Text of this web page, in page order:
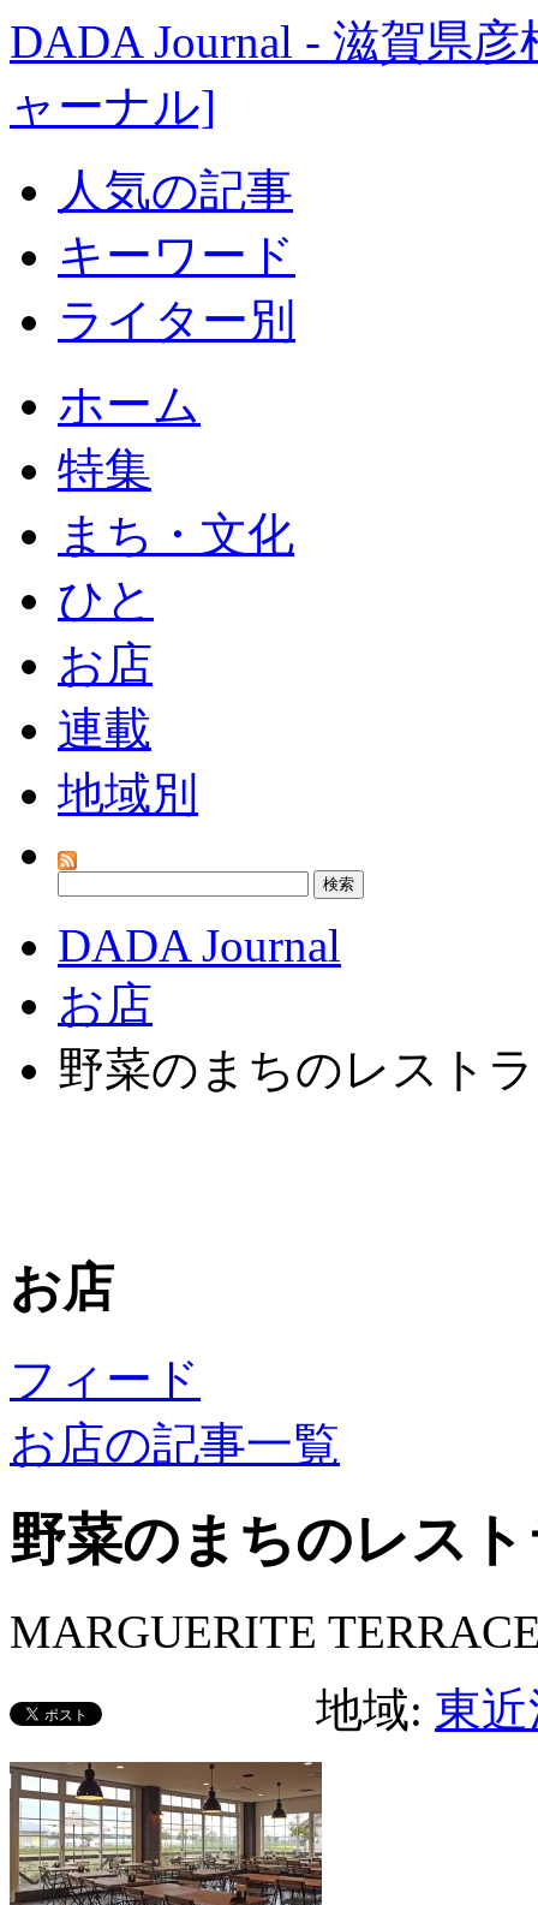
DADA Journal - 滋賀県
ャーナル]
人気の記事
キーワード
ライター別
ホーム
特集
まち・文化
ひと
お店
連載
地域別
DADA Journal
お店
野菜のまちのレスト
お店
フィード
お店の記事一覧
野菜のまちのレス
MARGUERITE
地域: 東